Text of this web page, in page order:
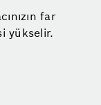
far
yükselir.